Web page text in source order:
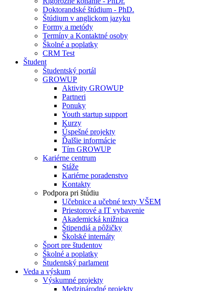
Doktorandské štúdium - PhD.
Štúdium v anglickom jazyku
Formy a metódy
Termíny a Kontaktné osoby
Školné a poplatky
CRM Test
Študent
Študentský portál
GROWUP
Aktivity GROWUP
Partneri
Ponuky
Youth startup support
Kurzy
Úspešné projekty
Ďalšie informácie
Tím GROWUP
Kariérne centrum
Stáže
Kariérne poradenstvo
Kontakty
Podpora pri štúdiu
Učebnice a učebné texty VŠEM
Priestorové a IT vybavenie
Akademická knižnica
Štipendiá a pôžičky
Školské internáty
Šport pre študentov
Školné a poplatky
Študentský parlament
Veda a výskum
Výskumné projekty
Medzinárodné projekty